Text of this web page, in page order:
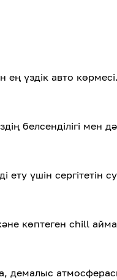
ең үздік авто
белсенділігі мен
ету үшін
көптеген chill
демалыс